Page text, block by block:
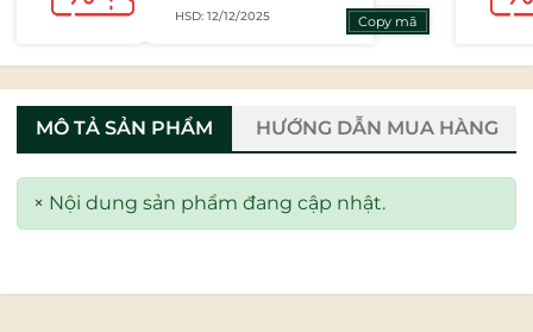
HSD: 12/12/2025 Copy mã
MÔ TẢ SẢN PHẨM HƯỚNG DẪN MUA HÀNG
× Nội dung sản phẩm đang cập nhật.